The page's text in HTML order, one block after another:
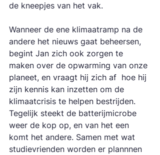
de kneepjes van het vak.
Wanneer de ene klimaatramp na de
andere het nieuws gaat beheersen,
begint Jan zich ook zorgen te
maken over de opwarming van onze
planeet, en vraagt hij zich af  hoe hij
zijn kennis kan inzetten om de
klimaatcrisis te helpen bestrijden.
Tegelijk steekt de batterijmicrobe
weer de kop op, en van het een
komt het andere. Samen met wat
studievrienden worden er plannnen